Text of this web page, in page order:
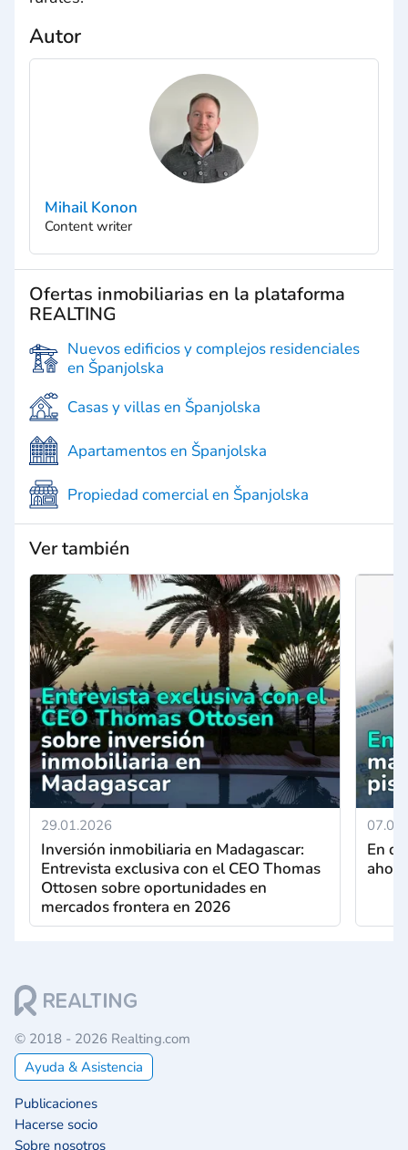
Autor
Mihail Konon
Content writer
Ofertas inmobiliarias en la plataforma
REALTING
Nuevos edificios y complejos residenciales
en Španjolska
Casas y villas en Španjolska
Apartamentos en Španjolska
Propiedad comercial en Španjolska
Ver también
29.01.2026
Inversión inmobiliaria en Madagascar:
Entrevista exclusiva con el CEO Thomas
Ottosen sobre oportunidades en
mercados frontera en 2026
En
© 2018 - 2026 Realting.com
Ayuda & Asistencia
Publicaciones
Hacerse socio
Sobre nosotros